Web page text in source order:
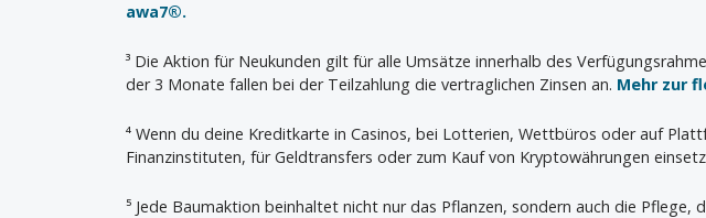
awa7®.
³ Die Aktion für Neukunden gilt für alle Umsätze innerhalb des
der 3 Monate fallen bei der Teilzahlung die vertraglichen Zinsen an. Mehr zur
⁴ Wenn du deine Kreditkarte in Casinos, bei Lotterien, Wettbüros oder auf
Finanzinstituten, für Geldtransfers oder zum Kauf von Kryptowährungen
⁵ Jede Baumaktion beinhaltet nicht nur das Pflanzen, sondern auch die